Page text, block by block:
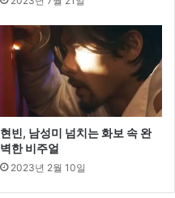
현빈, 남성미 넘치는 화보 속 완
벽한 비주얼
2023년 2월 10일